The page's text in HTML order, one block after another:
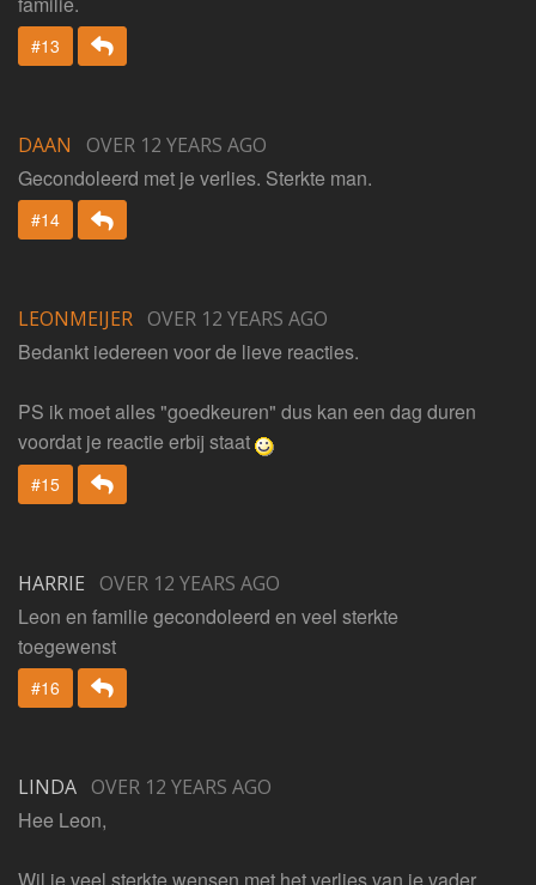
#13 Beantwoorden
DAAN OVER 12 YEARS AGO
Gecondoleerd met je verlies. Sterkte man.
#14 Beantwoorden
LEONMEIJER OVER 12 YEARS AGO
Bedankt iedereen voor de lieve reacties.
PS ik moet alles "goedkeuren" dus kan een dag duren
voordat je reactie erbij staat
#15 Beantwoorden
HARRIE OVER 12 YEARS AGO
Leon en familie gecondoleerd en veel sterkte
toegewenst
#16 Beantwoorden
LINDA OVER 12 YEARS AGO
Hee Leon,